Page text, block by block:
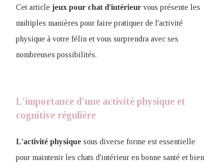
Cet article jeux pour chat d'intérieur vous présente les
multiples manières pour faire pratiquer de l'activité
physique à votre félin et vous surprendra avec ses
nombreuses possibilités.
L'importance d'une activité physique et
cognitive régulière
L'activité physique sous diverse forme est essentielle
pour maintenir les chats d'intérieur en bonne santé et bien